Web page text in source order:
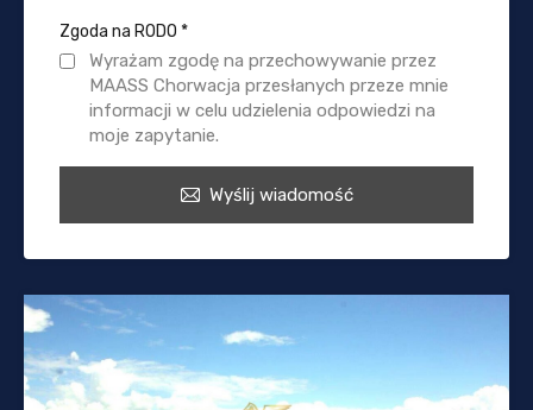
Zgoda na RODO *
Wyrażam zgodę na przechowywanie przez
MAASS Chorwacja przesłanych przeze mnie
informacji w celu udzielenia odpowiedzi na
moje zapytanie.
Wyślij wiadomość